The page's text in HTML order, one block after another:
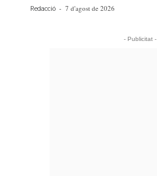
Redacció - 7 d'agost de 2026
- Publicitat -